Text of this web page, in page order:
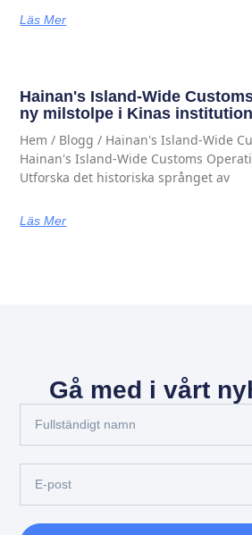
Läs Mer
Hainan's Island-Wide
ny milstolpe i Kinas
Hem / Blogg / Hainan's Island-Wide
Hainan's Island-Wide Customs
Utforska det historiska språnget av
Läs Mer
Gå med i vårt